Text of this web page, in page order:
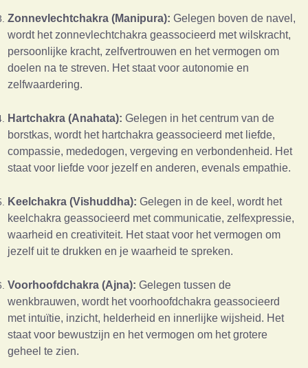
Zonnevlechtchakra (Manipura): Gelegen boven de navel,
wordt het zonnevlechtchakra geassocieerd met wilskracht,
persoonlijke kracht, zelfvertrouwen en het vermogen om
doelen na te streven. Het staat voor autonomie en
zelfwaardering.
Hartchakra (Anahata): Gelegen in het centrum van de
borstkas, wordt het hartchakra geassocieerd met liefde,
compassie, mededogen, vergeving en verbondenheid. Het
staat voor liefde voor jezelf en anderen, evenals empathie.
Keelchakra (Vishuddha): Gelegen in de keel, wordt het
keelchakra geassocieerd met communicatie, zelfexpressie,
waarheid en creativiteit. Het staat voor het vermogen om
jezelf uit te drukken en je waarheid te spreken.
Voorhoofdchakra (Ajna): Gelegen tussen de
wenkbrauwen, wordt het voorhoofdchakra geassocieerd
met intuïtie, inzicht, helderheid en innerlijke wijsheid. Het
staat voor bewustzijn en het vermogen om het grotere
geheel te zien.